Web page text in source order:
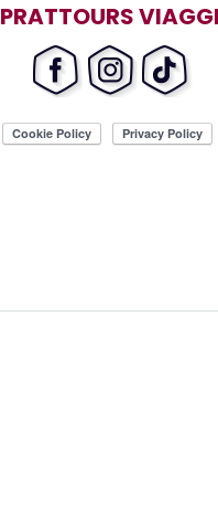
PRATTOURS VIAGGI